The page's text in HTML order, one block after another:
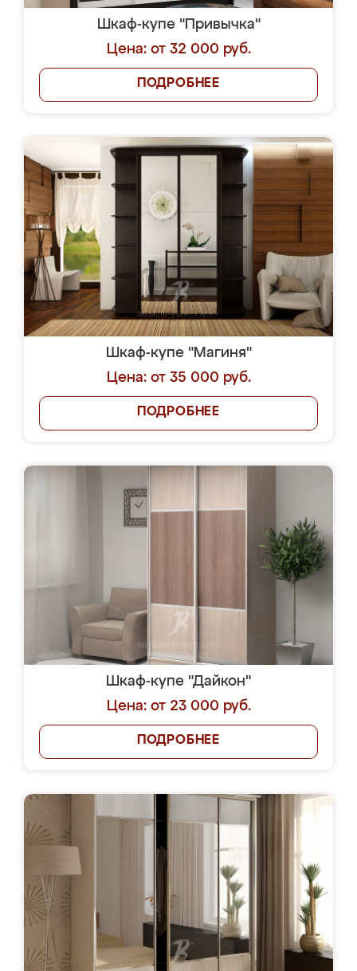
Шкаф-купе "Привычка"
Цена: от 32 000 руб.
ПОДРОБНЕЕ
Шкаф-купе "Магиня"
Цена: от 35 000 руб.
ПОДРОБНЕЕ
Шкаф-купе "Дайкон"
Цена: от 23 000 руб.
ПОДРОБНЕЕ